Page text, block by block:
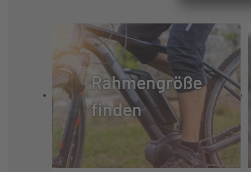
BREMSSCHEIBE HINTEN
(MM):
180
SCHALTUNGSTYP: TRETLAGERGETRIEBE
SCHALTUNGSHERSTELLE
PINION
SCHALTUNG: PINION SCHALTUNG
Rahmengröße
finden